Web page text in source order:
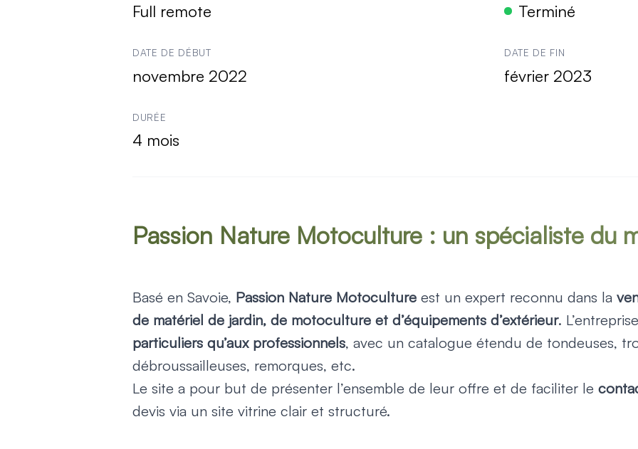
Full remote Terminé
DATE DE DÉBUT
novembre 2022
DATE DE FIN
février 2023
DURÉE
4 mois
Passion Nature Motoculture : un spécialiste du
Basé en Savoie, Passion Nature Motoculture est un expert reconnu dans la
de matériel de jardin, de motoculture et d’équipements d’extérieur.
particuliers qu’aux professionnels, avec un catalogue étendu de tondeuses,
débroussailleuses, remorques, etc.
Le site a pour but de présenter l’ensemble de leur offre et de faciliter le
devis via un site vitrine clair et structuré.